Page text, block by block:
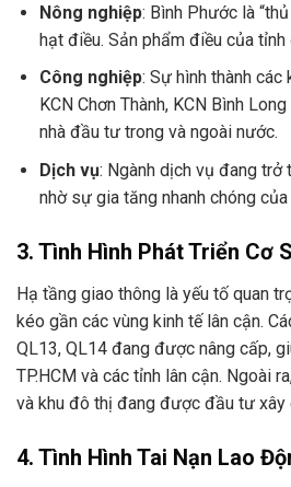
Nông nghiệp: Bình Phước là
hạt điều. Sản phẩm điều của
Công nghiệp: Sự hình thành các
KCN Chơn Thành, KCN Bình
nhà đầu tư trong và ngoài nước.
Dịch vụ: Ngành dịch vụ đang trở
nhờ sự gia tăng nhanh chóng của
3. Tình Hình Phát Triển Cơ
Hạ tầng giao thông là yếu tố quan
kéo gần các vùng kinh tế lân cận.
QL13, QL14 đang được nâng cấp,
TP.HCM và các tỉnh lân cận. Ngoài
và khu đô thị đang được đầu tư xây
4. Tình Hình Tai Nạn Lao